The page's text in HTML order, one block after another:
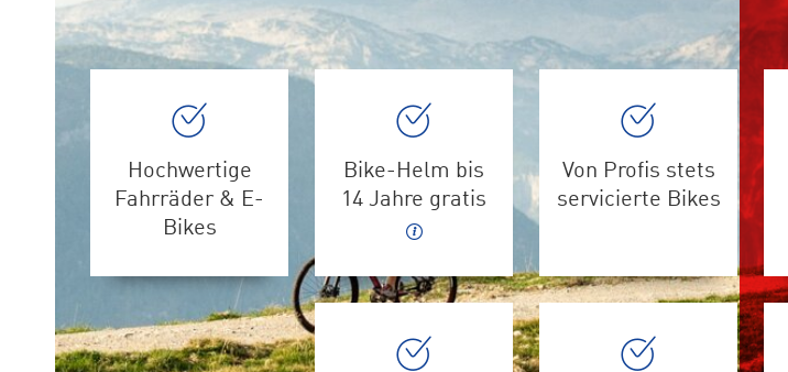
Hochwertige
Fahrräder & E-
Bikes
Bike-Helm bis
14 Jahre gratis
Von Profis stets
servicierte Bikes